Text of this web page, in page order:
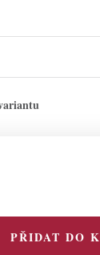
PŘIDAT DO